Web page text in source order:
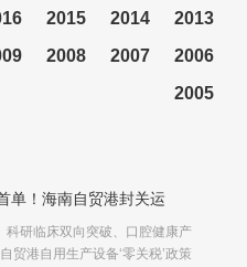
2015 2014
2013
2008 2007
2006
2005
单！海南自贸港封关运
科研临床双向突破、口腔健康产
贸港自用生产设备‘零关税’政策